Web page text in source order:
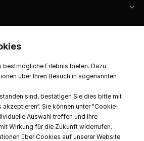
Alle Rechte vorbehalten.
Nutzungsbedingungen
Einstellungen
bestmögliche Erlebnis bieten. Dazu
über Ihren Besuch in sogenannten
sind, bestätigen Sie dies bitte mit
Sie können unter "Cookie-
Auswahl treffen und Ihre
Wirkung für die Zukunft widerrufen.
über Cookies auf unserer Website